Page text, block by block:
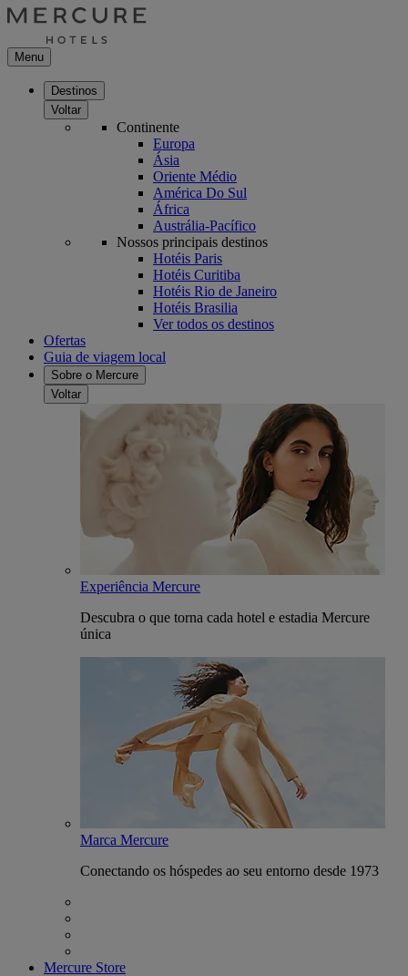
Menu
Destinos
Voltar
Continente
Europa
Ásia
Oriente Médio
América Do Sul
África
Austrália-Pacífico
Nossos principais destinos
Hotéis Paris
Hotéis Curitiba
Hotéis Rio de Janeiro
Hotéis Brasilia
Ver todos os destinos
Ofertas
Guia de viagem local
Sobre o Mercure
Voltar
Experiência Mercure
Descubra o que torna cada hotel e estadia Mercure
única
Marca Mercure
Conectando os hóspedes ao seu entorno desde 1973
Mercure Store